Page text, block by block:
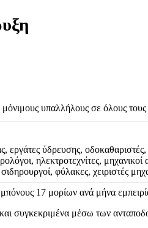
υπαλλήλους σε όλους
εργάτες ύδρευσης,
ηλεκτροτεχνίτες, μηχανικοί
φύλακες, χειριστές
17 μορίων ανά μήνα
συγκεκριμένα μέσω των